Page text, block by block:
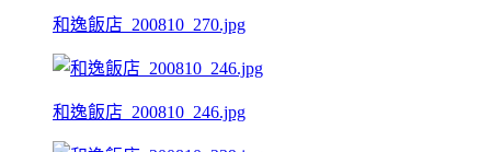
和逸飯店_200810_270.jpg
和逸飯店_200810_246.jpg